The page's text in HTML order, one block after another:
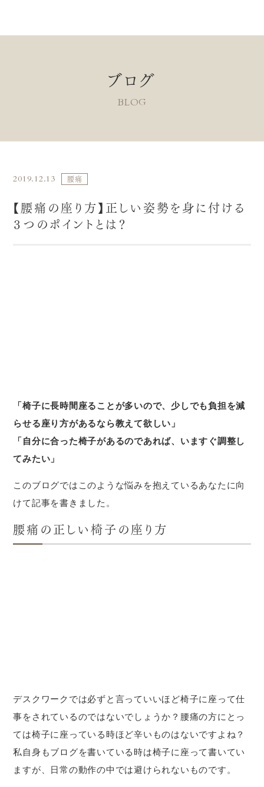
ブログ
BLOG
2019.12.13 腰痛
【腰痛の座り方】正しい姿勢を身に付ける
３つのポイントとは？
「椅子に長時間座ることが多いので、少しでも負担を減
らせる座り方があるなら教えて欲しい」
「自分に合った椅子があるのであれば、いますぐ調整し
てみたい」
このブログではこのような悩みを抱えているあなたに向
けて記事を書きました。
腰痛の正しい椅子の座り方
デスクワークでは必ずと言っていいほど椅子に座って仕
事をされているのではないでしょうか？腰痛の方にとっ
ては椅子に座っている時ほど辛いものはないですよね？
私自身もブログを書いている時は椅子に座って書いてい
ますが、日常の動作の中では避けられないものです。